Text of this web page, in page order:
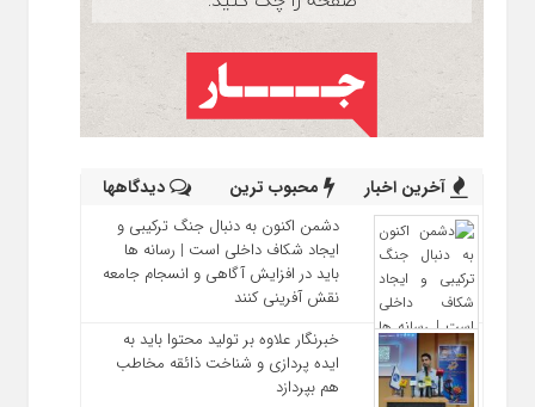
آخرین اخبار محبوب ترین دیدگاهها
دشمن اکنون به دنبال جنگ ترکیبی و
ایجاد شکاف داخلی است | رسانه‌ ها
باید در افزایش آگاهی و انسجام جامعه
نقش‌ آفرینی کنند
خبرنگار علاوه بر تولید محتوا باید به
ایده‌ پردازی و شناخت ذائقه مخاطب
هم بپردازد